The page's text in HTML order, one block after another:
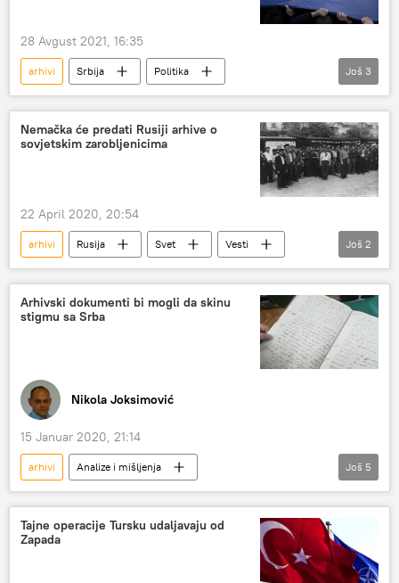
28 Avgust 2021, 16:35
arhivi Srbija
Politika
Srbija – politika
Hrvatska
Kosovo i Metohija (KiM)
Još 3
Nemačka će predati Rusiji arhive o
sovjetskim zarobljenicima
22 April 2020, 20:54
arhivi Rusija Svet
Vesti
75 godina od Velike pobede
Nemačka
Još 2
Arhivski dokumenti bi mogli da skinu
stigmu sa Srba
Nikola Joksimović
15 Januar 2020, 21:14
arhivi
Analize i mišljenja
Komentari i Analitika
dokument
izučavanje
istorija Slavenko Terzić
Još 5
Tajne operacije Tursku udaljavaju od
Zapada